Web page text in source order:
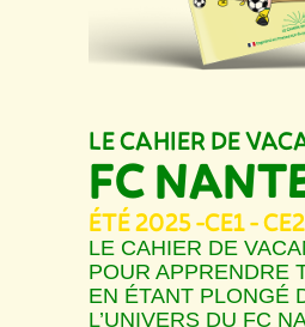
LE CAHIER DE
FC
ÉTÉ 2025 -CE1 - CE2
LE CAHIER DE
POUR APPRENDRE
EN ÉTANT PLONGÉ
L’UNIVERS DU FC